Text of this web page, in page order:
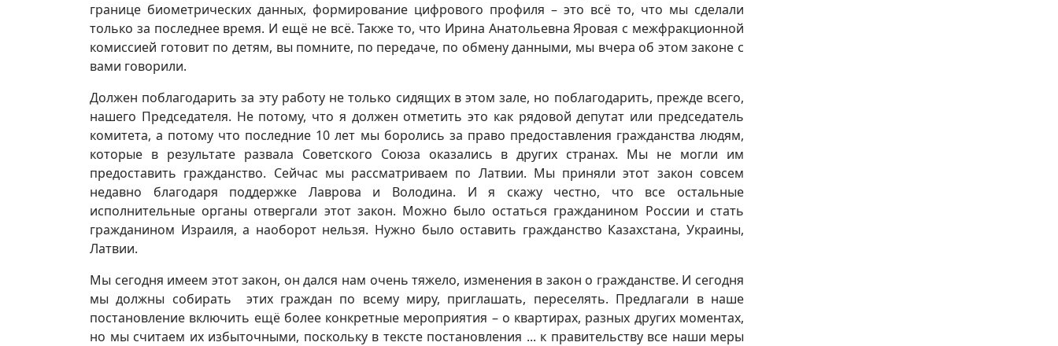
границе биометрических данных, формирование цифрового профиля – это всё то, что мы сделали
только за последнее время. И ещё не всё. Также то, что Ирина Анатольевна Яровая с межфракционной
комиссией готовит по детям, вы помните, по передаче, по обмену данными, мы вчера об этом законе с
вами говорили.
Должен поблагодарить за эту работу не только сидящих в этом зале, но поблагодарить, прежде всего,
нашего Председателя. Не потому, что я должен отметить это как рядовой депутат или председатель
комитета, а потому что последние 10 лет мы боролись за право предоставления гражданства людям,
которые в результате развала Советского Союза оказались в других странах. Мы не могли им
предоставить гражданство. Сейчас мы рассматриваем по Латвии. Мы приняли этот закон совсем
недавно благодаря поддержке Лаврова и Володина. И я скажу честно, что все остальные
исполнительные органы отвергали этот закон. Можно было остаться гражданином России и стать
гражданином Израиля, а наоборот нельзя. Нужно было оставить гражданство Казахстана, Украины,
Латвии.
Мы сегодня имеем этот закон, он дался нам очень тяжело, изменения в закон о гражданстве. И сегодня
мы должны собирать этих граждан по всему миру, приглашать, переселять. Предлагали в наше
постановление включить ещё более конкретные мероприятия – о квартирах, разных других моментах,
но мы считаем их избыточными, поскольку в тексте постановления ... к правительству все наши меры